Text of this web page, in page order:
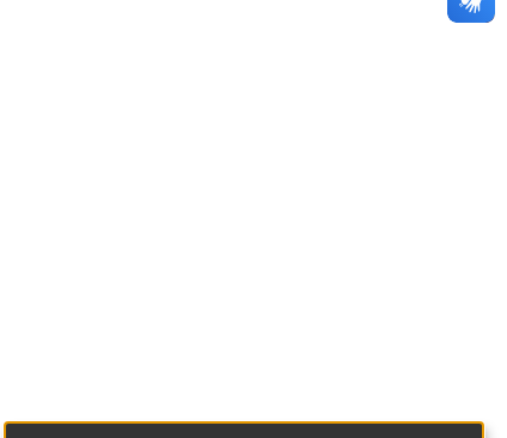
foi realizada sob
perfis.